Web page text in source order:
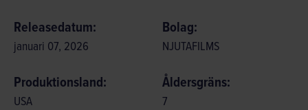
Releasedatum:
januari 07, 2026
Bolag:
NJUTAFILMS
Produktionsland:
USA
Åldersgräns:
7